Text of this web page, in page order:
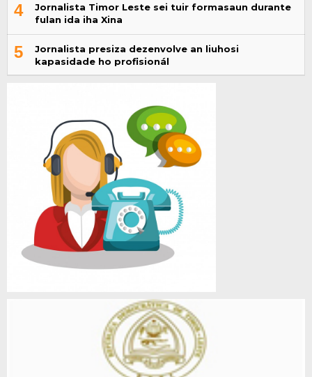
4
Jornalista Timor Leste sei tuir formasaun durante
fulan ida iha Xina
5
Jornalista presiza dezenvolve an liuhosi
kapasidade ho profisionál